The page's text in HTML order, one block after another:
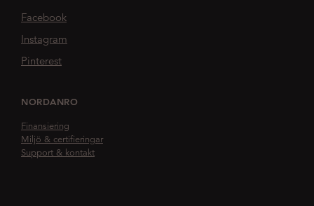
Facebook
Instagram
Pinterest
NORDANRO
Finansiering
Miljö & certifieringar
Support & kontakt